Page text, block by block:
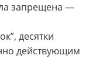
запрещена —
десятки
действующим